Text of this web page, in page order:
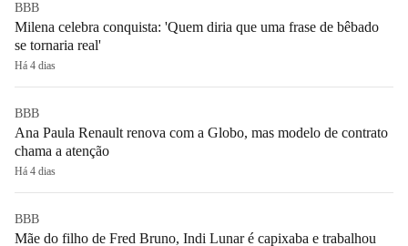
BBB
Milena celebra conquista: 'Quem diria que uma frase de bêbado
se tornaria real'
Há 4 dias
BBB
Ana Paula Renault renova com a Globo, mas modelo de contrato
chama a atenção
Há 4 dias
BBB
Mãe do filho de Fred Bruno, Indi Lunar é capixaba e trabalhou